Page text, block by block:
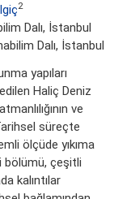
2
Dalı, İstanbul
Dalı, İstanbul
yapıları
Haliç Deniz
ve
süreçte
ölçüde yıkıma
bölümü, çeşitli
kalıntılar